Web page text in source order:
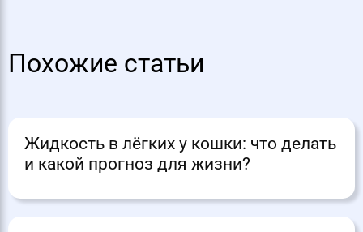
Похожие статьи
Жидкость в лёгких у кошки: что делать
и какой прогноз для жизни?